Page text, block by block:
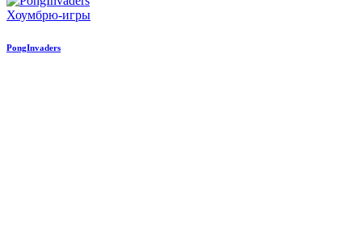
Хоумбрю-игры
PongInvaders